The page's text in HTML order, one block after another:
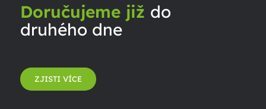
Doručujeme již do
druhého dne
ZJISTI VÍCE